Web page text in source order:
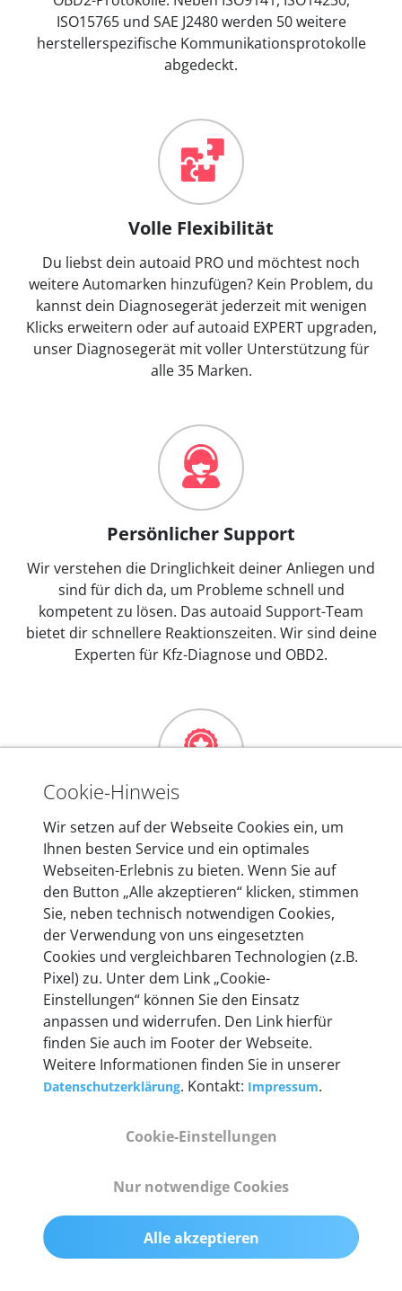
ISO15765 und SAE J2480 werden 50 weitere
herstellerspezifische Kommunikationsprotokolle
abgedeckt.
Volle Flexibilität
Du liebst dein autoaid PRO und möchtest noch
weitere Automarken hinzufügen? Kein Problem, du
kannst dein Diagnosegerät jederzeit mit wenigen
Klicks erweitern oder auf autoaid EXPERT upgraden,
unser Diagnosegerät mit voller Unterstützung für
alle 35 Marken.
Persönlicher Support
Wir verstehen die Dringlichkeit deiner Anliegen und
sind für dich da, um Probleme schnell und
kompetent zu lösen. Das autoaid Support-Team
bietet dir schnellere Reaktionszeiten. Wir sind deine
Experten für Kfz-Diagnose und OBD2.
Mehr als 10 Jahre Erfahrung
In den Kfz-Diagnosegeräten von autoaid stecken
mehr als 10 Jahre Erfahrung, und auch in Zukunft
entwickeln wir unsere Produkte am Standort in
Berlin laufend weiter. Auf diese Qualität vertrauen
heute mehr als 60.000 Privatkunden und
Unternehmen.
Technische Details &
Gewicht
Cookie-Hinweis
Wir setzen auf der Webseite Cookies ein, um
Ihnen besten Service und ein optimales
Webseiten-Erlebnis zu bieten. Wenn Sie auf
den Button „Alle akzeptieren“ klicken, stimmen
Sie, neben technisch notwendigen Cookies,
der Verwendung von uns eingesetzten
Cookies und vergleichbaren Technologien (z.B.
Pixel) zu. Unter dem Link „Cookie-
Einstellungen“ können Sie den Einsatz
anpassen und widerrufen. Den Link hierfür
finden Sie auch im Footer der Webseite.
Weitere Informationen finden Sie in unserer
Datenschutzerklärung. Kontakt: Impressum.
Cookie-Einstellungen
Nur notwendige Cookies
Alle akzeptieren